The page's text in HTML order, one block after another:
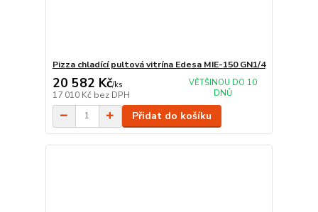
Pizza chladící pultová vitrína Edesa MIE-150 GN1/4
20 582 Kč/ks
17 010 Kč bez DPH
VĚTŠINOU DO 10
DNŮ
Přidat do košíku